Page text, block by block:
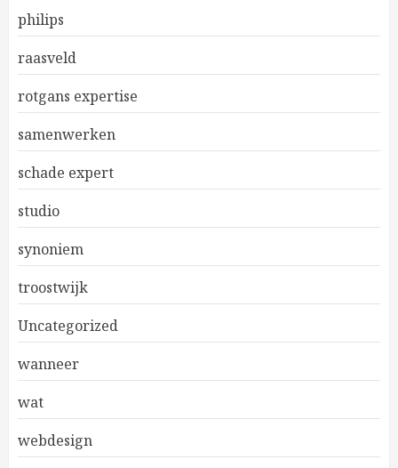
philips
raasveld
rotgans expertise
samenwerken
schade expert
studio
synoniem
troostwijk
Uncategorized
wanneer
wat
webdesign